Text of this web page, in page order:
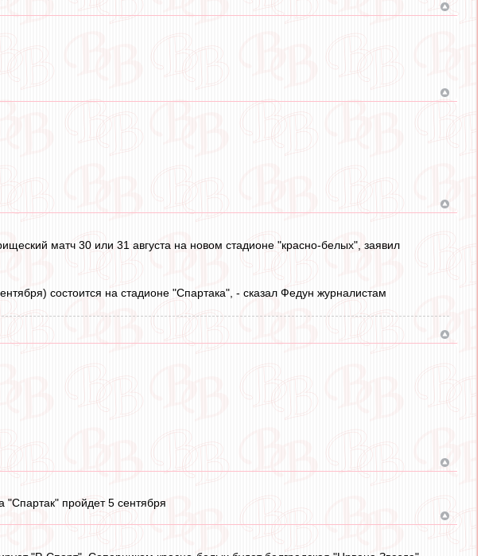
матч 30 или 31 августа на новом стадионе "красно-белых", заявил
состоится на стадионе "Спартака", - сказал Федун журналистам
пройдет 5 сентября